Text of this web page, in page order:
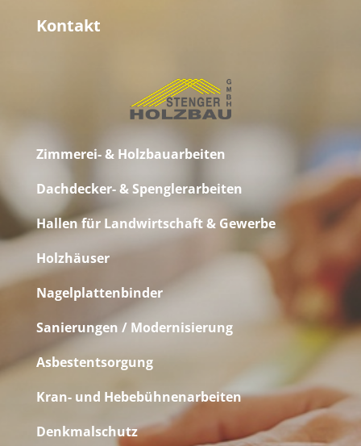
Kontakt
Zimmerei- & Holzbauarbeiten
Dachdecker- & Spenglerarbeiten
Hallen für Landwirtschaft & Gewerbe
Holzhäuser
Nagelplattenbinder
Sanierungen / Modernisierung
Asbestentsorgung
Kran- und Hebebühnenarbeiten
Denkmalschutz